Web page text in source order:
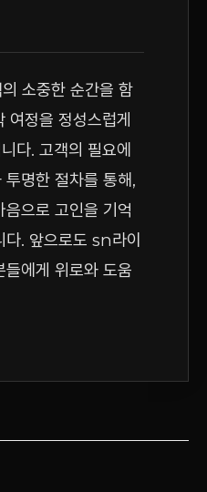
소중한 순간을 함
여정을 정성스럽게
다. 고객의 필요에
명한 절차를 통해,
으로 고인을 기억
. 앞으로도 sn라이
에게 위로와 도움